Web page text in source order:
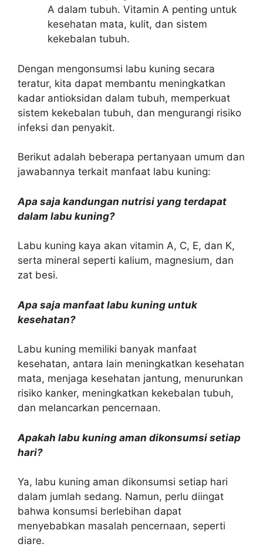
A dalam tubuh. Vitamin A penting untuk
kesehatan mata, kulit, dan sistem
kekebalan tubuh.
Dengan mengonsumsi labu kuning secara
teratur, kita dapat membantu meningkatkan
kadar antioksidan dalam tubuh, memperkuat
sistem kekebalan tubuh, dan mengurangi risiko
infeksi dan penyakit.
Berikut adalah beberapa pertanyaan umum dan
jawabannya terkait manfaat labu kuning:
Apa saja kandungan nutrisi yang terdapat
dalam labu kuning?
Labu kuning kaya akan vitamin A, C, E, dan K,
serta mineral seperti kalium, magnesium, dan
zat besi.
Apa saja manfaat labu kuning untuk
kesehatan?
Labu kuning memiliki banyak manfaat
kesehatan, antara lain meningkatkan kesehatan
mata, menjaga kesehatan jantung, menurunkan
risiko kanker, meningkatkan kekebalan tubuh,
dan melancarkan pencernaan.
Apakah labu kuning aman dikonsumsi setiap
hari?
Ya, labu kuning aman dikonsumsi setiap hari
dalam jumlah sedang. Namun, perlu diingat
bahwa konsumsi berlebihan dapat
menyebabkan masalah pencernaan, seperti
diare.